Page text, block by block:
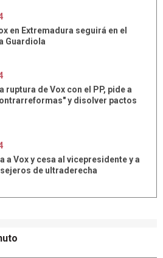
en Extremadura seguirá en el
Guardiola
ruptura de Vox con el PP, pide a
y disolver pactos
a Vox y cesa al vicepresidente y a
de ultraderecha